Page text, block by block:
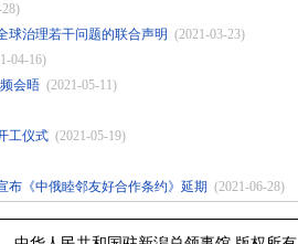
球治理若干问题的联合声明 (2021-03-23)
04-16)
会晤 (2021-05-11)
工仪式 (2021-05-19)
布《中俄睦邻友好合作条约》延期 (2021-06-28)